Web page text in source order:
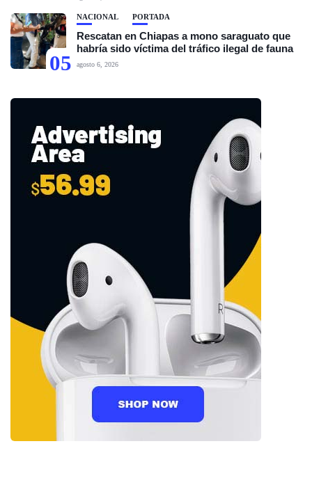
05
NACIONAL PORTADA
Rescatan en Chiapas a mono saraguato que
habría sido víctima del tráfico ilegal de fauna
agosto 6, 2026